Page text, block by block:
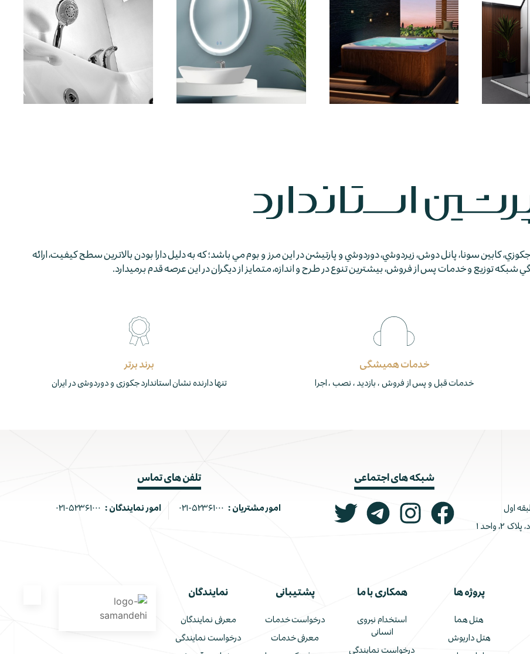
جكوزي، كابين سونا، پانل دوش، زيردوشي، دوردوشي و پارتيشن در اين مرز و بوم مي باشد؛ كه به دليل دارا بودن بالاترين سطح كيفيت، ارائه
توزيع و خدمات پس از فروش، بيشترين تنوع در طرح و اندازه، متمايز از ديگران در اين عرصه قدم برمي­دارد.
خدمات همیشگی
خدمات قبل و پس از فروش ، بازدید ، نصب ، اجرا
برند برتر
تنها دارنده نشان استاندارد جکوزی و دوردوشی در ایران
ونک، ملاصدرا، خیابان شیرازی جنوبی، کوچه اتحاد، پلاک ۲، واحد ۱
شبکه های اجتماعی تلفن های تماس
امور مشتریان : ۰۲۱-۵۲۳۶۱۰۰۰ امور نمایندگان : ۰۲۱-۵۲۳۶۱۰۰۰
پروژه ها
هتل هما
هتل داریوش
همکاری با ما
استخدام نیروی
انسانی
درخواست نمایندگی
پشتیبانی
درخواست خدمات
معرفی خدمات
نمایندگان
معرفی نمایندگان
درخواست نمایندگی